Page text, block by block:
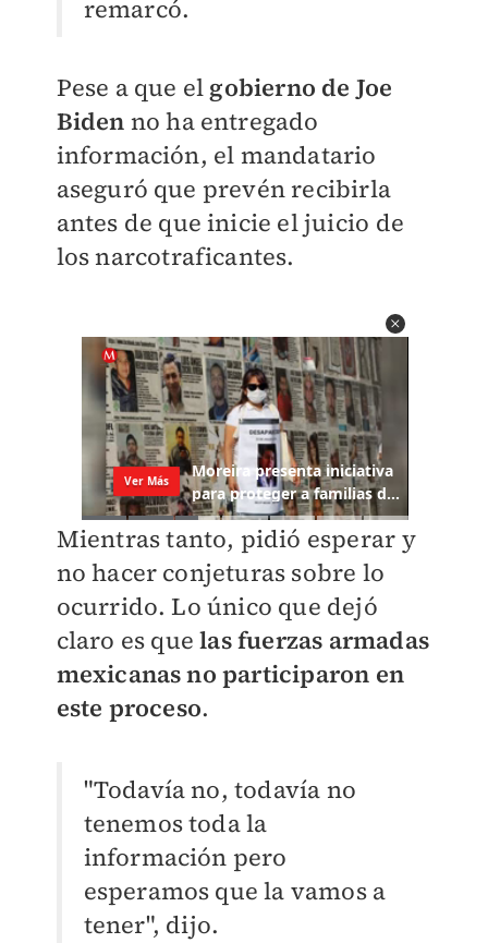
remarcó.
Pese a que el gobierno de Joe
Biden no ha entregado
información, el mandatario
aseguró que prevén recibirla
antes de que inicie el juicio de
los narcotraficantes.
Mientras tanto, pidió esperar y
no hacer conjeturas sobre lo
ocurrido. Lo único que dejó
claro es quelas fuerzas armadas
mexicanas no participaron en
este proceso.
"Todavía no, todavía no
tenemos toda la
información pero
esperamos que la vamos a
tener", dijo.